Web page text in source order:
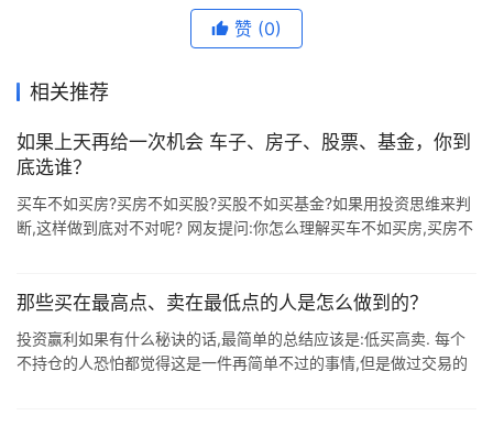
赞 (0)
相关推荐
如果上天再给一次机会 车子、房子、股票、基金，你到
底选谁？
买车不如买房?买房不如买股?买股不如买基金?如果用投资思维来判
断,这样做到底对不对呢? 网友提问:你怎么理解买车不如买房,买房不
那些买在最高点、卖在最低点的人是怎么做到的？
投资赢利如果有什么秘诀的话,最简单的总结应该是:低买高卖. 每个
不持仓的人恐怕都觉得这是一件再简单不过的事情,但是做过交易的